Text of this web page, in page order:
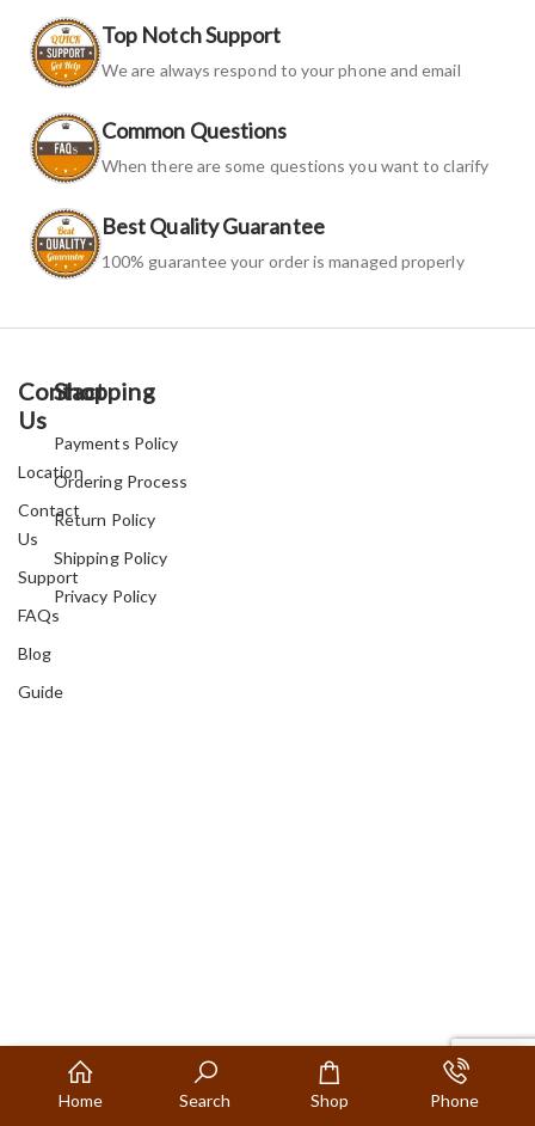
Top Notch Support
We are always respond to your phone and email
Common Questions
When there are some questions you want to clarify
Best Quality Guarantee
100% guarantee your order is managed properly
Contact
Us
Location
Contact
Us
Support
FAQs
Blog
Guide
Shopping
Payments Policy
Ordering Process
Return Policy
Shipping Policy
Privacy Policy
Home Search Shop Phone